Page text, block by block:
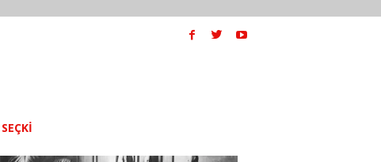
SEÇKI